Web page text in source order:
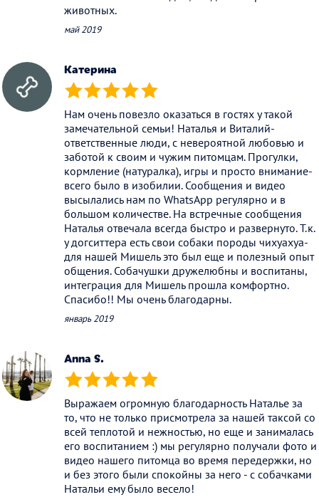
животных.
май 2019
Катерина
(*) (*) (*) (*) (*)
Нам очень повезло оказаться в гостях у такой
замечательной семьи! Наталья и Виталий-
ответственные люди, с невероятной любовью и
заботой к своим и чужим питомцам. Прогулки,
кормление (натуралка), игры и просто внимание-
всего было в изобилии. Сообщения и видео
высылались нам по WhatsApp регулярно и в
большом количестве. На встречные сообщения
Наталья отвечала всегда быстро и развернуто. Т.к.
у догситтера есть свои собаки породы чихуахуа-
для нашей Мишель это был еще и полезный опыт
общения. Собачушки дружелюбны и воспитаны,
интеграция для Мишель прошла комфортно.
Спасибо!! Мы очень благодарны.
январь 2019
Anna S.
(*) (*) (*) (*) (*)
Выражаем огромную благодарность Наталье за
то, что не только присмотрела за нашей таксой со
всей теплотой и нежностью, но еще и занималась
его воспитанием :) мы регулярно получали фото и
видео нашего питомца во время передержки, но
и без этого были спокойны за него - с собачками
Натальи ему было весело!